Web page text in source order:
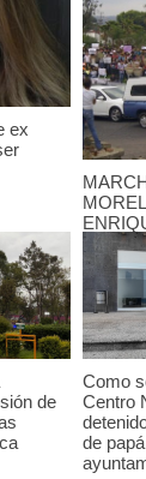
ex
25
de
Como
Centro
de